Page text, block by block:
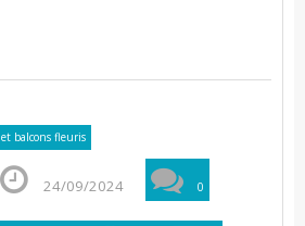
balcons fleuris
24/09/2024 0